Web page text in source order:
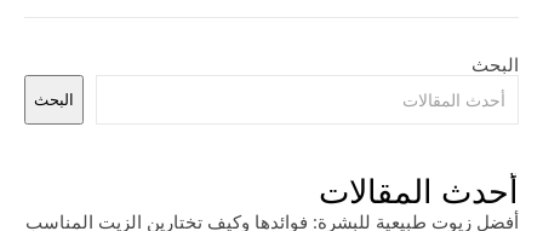
البحث
البحث
أحدث المقالات
أفضل زيوت طبيعية للبشرة: فوائدها وكيف تختارين الزيت المناسب